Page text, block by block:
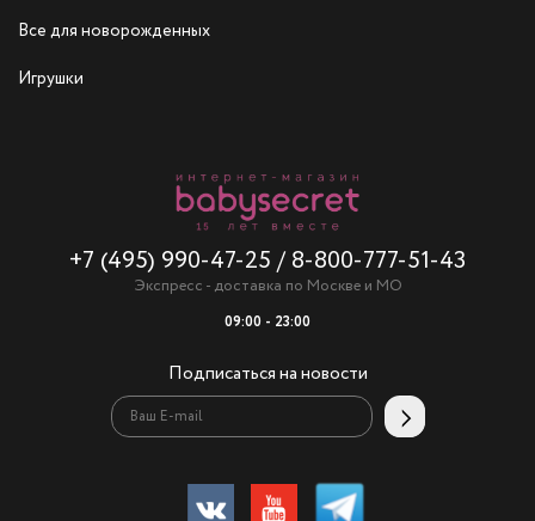
Все для новорожденных
Игрушки
+7 (495) 990-47-25 / 8-800-777-51-43
Экспресс - доставка по Москве и МО
09:00 - 23:00
Подписаться на новости